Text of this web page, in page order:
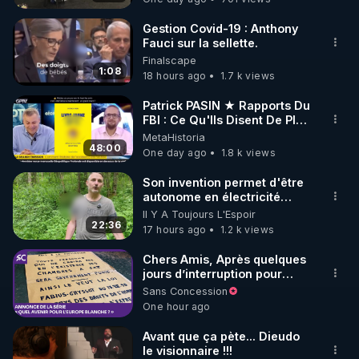
Voici les 10 questions que vous nous avez le plus
posées et auxquelles nous répondons dans ce
podcast :
1/ Comment appliquer l’argile verte en cataplasme
pour les dents ?
Doit-on la poser directement sur les dents ou en
externe, sur la joue ?
2/ Peut-on réellement reblanchir ses dents
naturellement ?
Existe-t-il des témoignages concrets ou des
méthodes efficaces ?
3/ Les appareils dentaires (dentiers) sont-ils une
meilleure alternative aux implants ou aux dents
dévitalisées avec couronne ?
4/ Que faire lorsqu’il manque plusieurs dents, que
1:08
Gestion Covid-19 : Anthony
Fauci sur la sellette.
Finalscape
18 hours ago
1.7 k views
48:00
Patrick PASIN ★ Rapports Du
FBI : Ce Qu'Ils Disent De Plus
Grave Sur Hitler
MetaHistoria
One day ago
1.8 k views
22:36
Son invention permet d'être
autonome en électricité
avec un simple ruisseau
Il Y A Toujours L'Espoir
17 hours ago
1.2 k views
Chers Amis, Après quelques
jours d’interruption pour
clarifier ma position
concernant le nombre de
juifs disparus pendant la
Seconde Guerre mondiale,
je reprends mon travail sur
Sans Concession
One hour ago
Avant que ça pète... Dieudo
le visionnaire !!!